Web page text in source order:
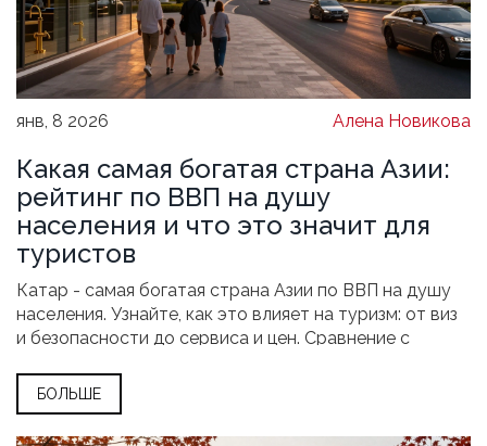
янв, 8 2026 Алена Новикова
Какая самая богатая страна Азии:
рейтинг по ВВП на душу
населения и что это значит для
туристов
Катар - самая богатая страна Азии по ВВП на душу
населения. Узнайте, как это влияет на туризм: от виз
и безопасности до сервиса и цен. Сравнение с
БОЛЬШЕ